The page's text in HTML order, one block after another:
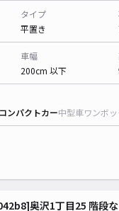
タイプ
平置き
車幅
200cm 以下
コンパクトカー中型車ワンボ
奥沢1丁目25 階段